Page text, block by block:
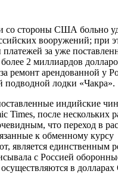
со стороны США больно
вооружений; при
платежей за уже
2 миллиардов
ремонт арендованной у
лодки «Чакра».
индийские
Times, после нескольких
что переход в
к обменному курсу
является единственным
с Россией
в